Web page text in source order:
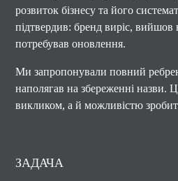
розвиток бізнесу та його
підтвердив: бренд виріс, вийшов
потребував оновлення.
Ми запропонували повний
наполягав на збереженні назви.
викликом, а й можливістю
ЗАДАЧА